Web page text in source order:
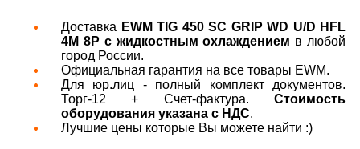
Доставка EWM TIG 450 SC GRIP WD U/D HFL
4M 8P c жидкостным охлаждением в любой
город России.
Официальная гарантия на все товары EWM.
Для юр.лиц - полный комплект документов.
Торг-12 + Счет-фактура. Стоимость
оборудования указана с НДС.
Лучшие цены которые Вы можете найти :)